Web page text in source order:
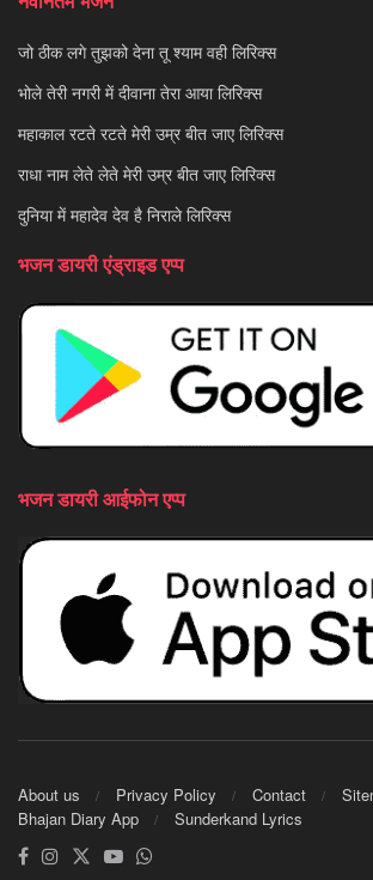
जो ठीक लगे तुझको देना तू श्याम वही लिरिक्स
भोले तेरी नगरी में दीवाना तेरा आया लिरिक्स
महाकाल रटते रटते मेरी उम्र बीत जाए लिरिक्स
राधा नाम लेते लेते मेरी उम्र बीत जाए लिरिक्स
दुनिया में महादेव देव है निराले लिरिक्स
भजन डायरी एंड्राइड एप्प
भजन डायरी आईफोन एप्प
About us Privacy Policy Contact
Bhajan Diary App
Sunderkand Lyrics